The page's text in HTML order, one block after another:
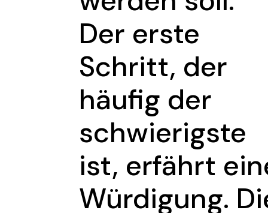
Der erste
Schritt, der
häufig der
schwierigste
ist, erfährt
Würdigung.